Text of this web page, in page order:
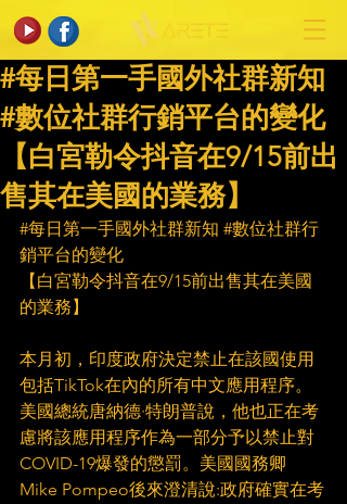
#每日第一手國外社群新知
#數位社群行銷平台的變化
【白宮勒令抖音在9/15前出
售其在美國的業務】
#每日第一手國外社群新知 #數位社群行
銷平台的變化
【白宮勒令抖音在9/15前出售其在美國
的業務】
本月初，印度政府決定禁止在該國使用
包括TikTok在內的所有中文應用程序。
美國總統唐納德·特朗普說，他也正在考
慮將該應用程序作為一部分予以禁止對
COVID-19爆發的懲罰。美國國務卿
Mike Pompeo後來澄清說:政府確實在考